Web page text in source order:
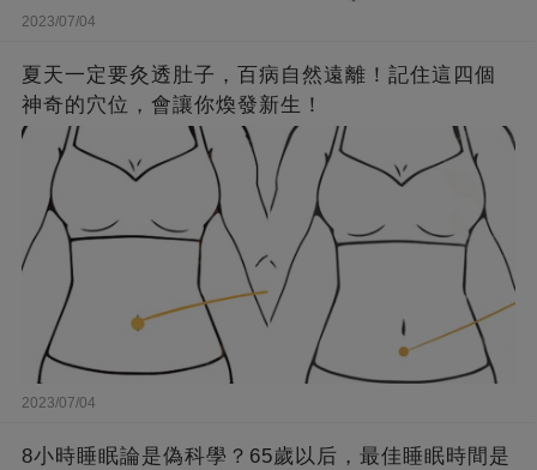
2023/07/04
夏天一定要灸透肚子，百病自然遠離！記住這四個
神奇的穴位，會讓你煥發新生！
2023/07/04
8小時睡眠論是偽科學？65歲以后，最佳睡眠時間是